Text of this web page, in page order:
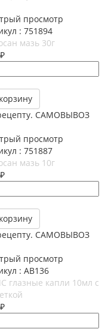
просмотр
: 751894
мазь 30г
₽
САМОВЫВОЗ
просмотр
: 751887
мазь 10г
₽
САМОВЫВОЗ
просмотр
: АВ136
глазные капли 10мл с
₽